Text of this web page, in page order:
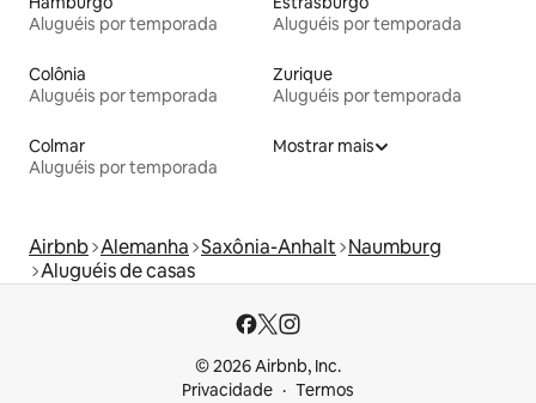
Aluguéis por temporada
Aluguéis por temporada
Colônia
Aluguéis por temporada
Zurique
Aluguéis por temporada
Colmar
Aluguéis por temporada
Mostrar mais
Airbnb Alemanha Saxônia-Anhalt Naumburg
Aluguéis de casas
© 2026 Airbnb, Inc.
Privacidade
Termos